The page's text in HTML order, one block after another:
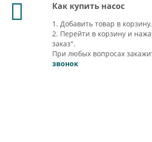
Как купить насос
1. Добавить товар в корзину.
2. Перейти в корзину и
заказ".
При любых вопросах
звонок